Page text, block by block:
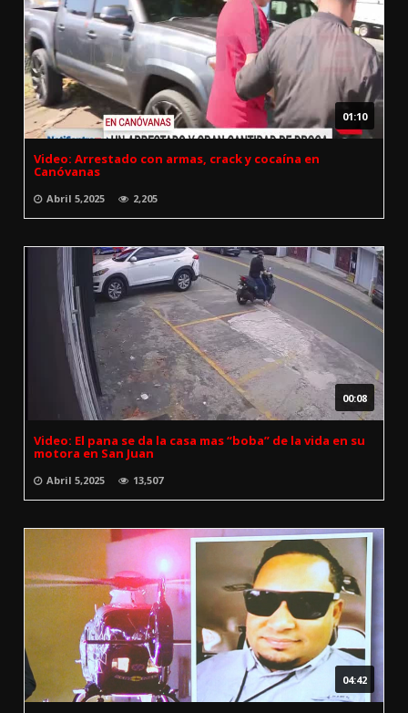
01:10
Video: Arrestado con armas, crack y cocaína en
Canóvanas
Abril 5,2025 2,205
00:08
Video: El pana se da la casa mas “boba” de la vida en su
motora en San Juan
Abril 5,2025 13,507
04:42